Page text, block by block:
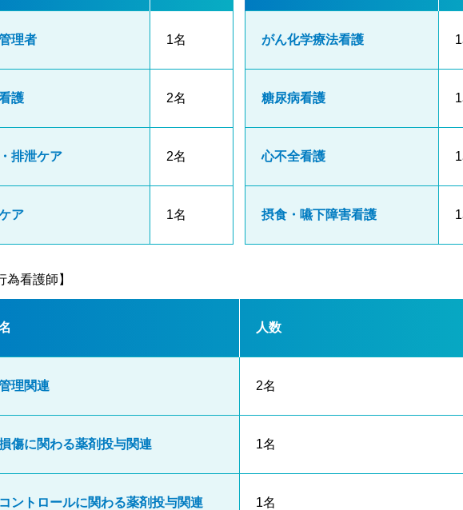
理者 1名
護 2名
排泄ケア 2名
ア 1名
がん化学療法看護
糖尿病看護
心不全看護
摂食・嚥下障害看護
為看護師】
人数
理関連 2名
傷に関わる薬剤投与関連 1名
ントロールに関わる薬剤投与関連 1名